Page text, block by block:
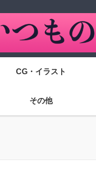
CG・イラスト
その他